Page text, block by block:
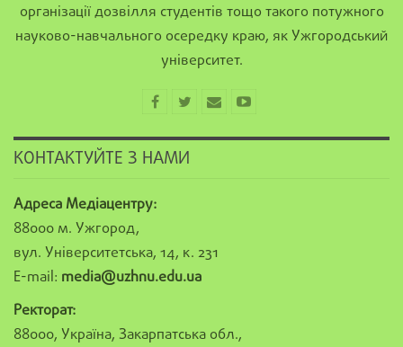
організації дозвілля студентів тощо такого потужного
науково-навчального осередку краю, як Ужгородський
університет.
КОНТАКТУЙТЕ З НАМИ
Адреса Медіацентру:
88000 м. Ужгород,
вул. Університетська, 14, к. 231
E-mail: media@uzhnu.edu.ua
Ректорат:
88000, Україна, Закарпатська обл.,